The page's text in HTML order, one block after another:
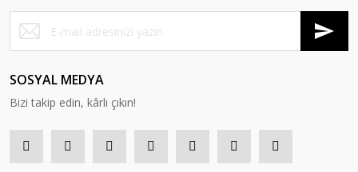
SOSYAL MEDYA
Bizi takip edin, kârlı çıkın!